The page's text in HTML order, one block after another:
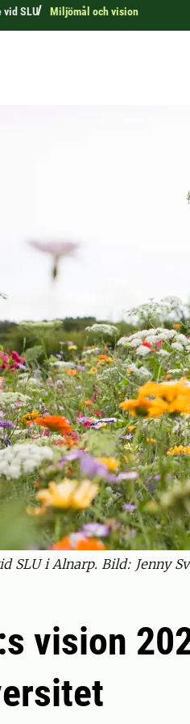
SLU Miljömål och vision
SLU i Alnarp. Bild: Jenny
vision